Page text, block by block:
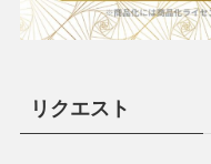
リクエスト